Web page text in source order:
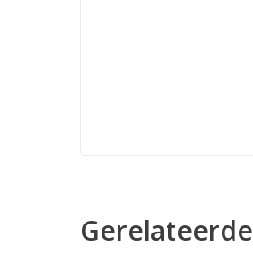
€68.99